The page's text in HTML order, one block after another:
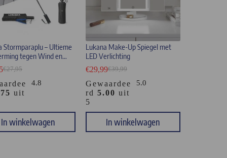
Stormparaplu – Ultieme
tegen Wind en
€27,95
uit
4.8
In winkelwagen
Lukana Make-Up Spiegel met
LED Verlichting
€39,99
€29,99
Gewaardee
rd 5.00 uit
5
5.0
In winkelwagen